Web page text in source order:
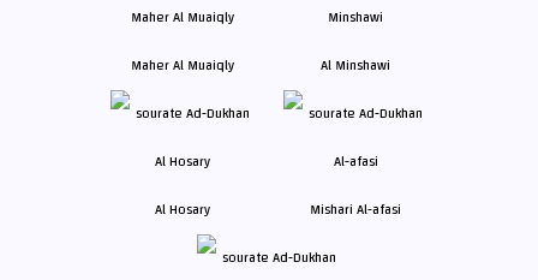
Maher Al Muaiqly Al Minshawi
Al Hosary Mishari Al-afasi